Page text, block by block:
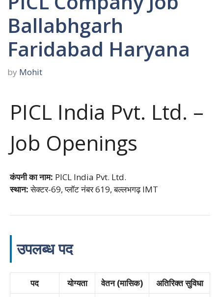
Ballabhgarh
Faridabad Haryana
by Mohit
PICL India Pvt. Ltd. –
Job Openings
कंपनी का नाम: PICL India Pvt. Ltd.
स्थान:सेक्टर-69, प्लॉट नंबर 619, बल्लभगढ़ IMT
उपलब्ध पद
पद योग्यता वेतन (मासिक)
अतिरिक्त सुविधा